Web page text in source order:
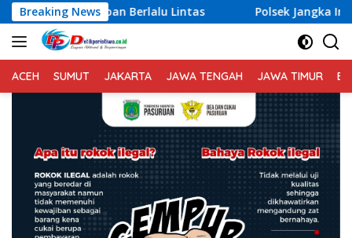
Langsung
ke
konten
Breaking News
Lintas Polsek Jangka Imbau Masyarakat
ACEH SUMUT JAKARTA JAWA TENGAH JAWA TIMUR